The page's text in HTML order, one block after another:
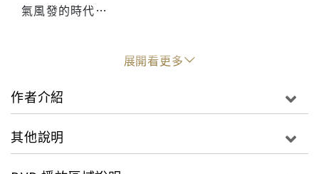
氣風發的時代…
展開看更多
作者介紹
其他說明